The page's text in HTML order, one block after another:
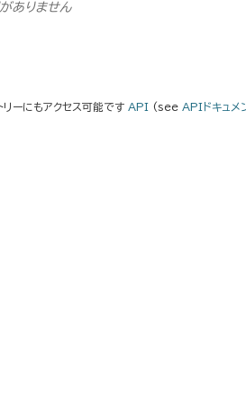
ありません
ーにもアクセス可能です API (see APIドキュメ